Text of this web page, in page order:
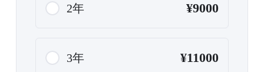
2年 ¥9000
3年 ¥11000